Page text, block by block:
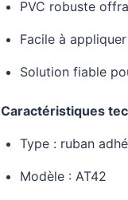
PVC robuste
Facile à
Solution fiable
Caractéristiques
Type : ruban
Modèle : AT42